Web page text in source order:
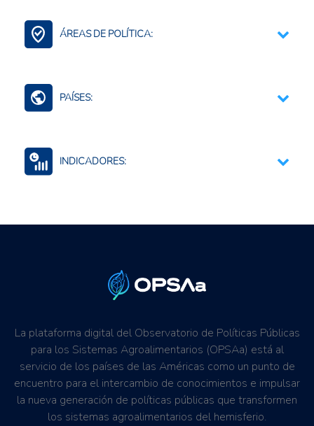
ÁREAS DE POLÍTICA:
PAÍSES:
INDICADORES:
La plataforma digital del Observatorio de Políticas Públicas
para los Sistemas Agroalimentarios (OPSAa) está al
servicio de los países de las Américas como un punto de
encuentro para el intercambio de conocimientos e impulsar
la nueva generación de políticas públicas que transformen
los sistemas agroalimentarios del hemisferio.